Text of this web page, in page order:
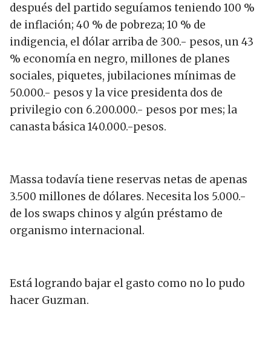
después del partido seguíamos teniendo 100 %
de inflación; 40 % de pobreza; 10 % de
indigencia, el dólar arriba de 300.- pesos, un 43
% economía en negro, millones de planes
sociales, piquetes, jubilaciones mínimas de
50.000.- pesos y la vice presidenta dos de
privilegio con 6.200.000.- pesos por mes; la
canasta básica 140.000.-pesos.
Massa todavía tiene reservas netas de apenas
3.500 millones de dólares. Necesita los 5.000.-
de los swaps chinos y algún préstamo de
organismo internacional.
Está logrando bajar el gasto como no lo pudo
hacer Guzman.